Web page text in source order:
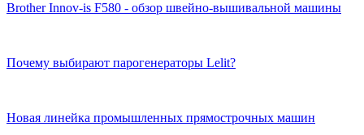
Brother Innov-is F580 - обзор швейно-вышивальной машины
Почему выбирают парогенераторы Lelit?
Новая линейка промышленных прямострочных машин